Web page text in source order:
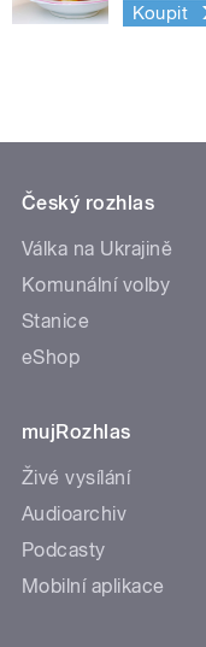
Koupit
Český rozhlas
Válka na Ukrajině
Komunální volby
Stanice
eShop
mujRozhlas
Živé vysílání
Audioarchiv
Podcasty
Mobilní aplikace